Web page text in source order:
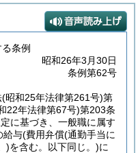
条例
昭和26年3月30日
条例第62号
(昭和25年法律第261号)第
22年法律第67号)第203条
に基づき、一般職に属す
給与(費用弁償(通勤手当に
)を含む。以下同じ。)に